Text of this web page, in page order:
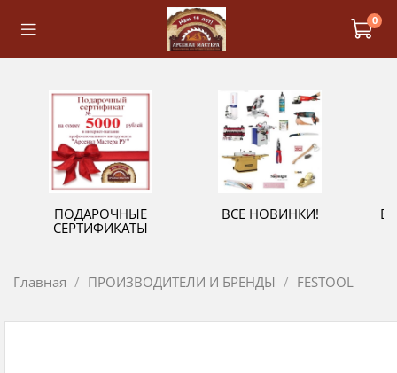
0
ПОДАРОЧНЫЕ
СЕРТИФИКАТЫ
ВСЕ НОВИНКИ!
Главная ПРОИЗВОДИТЕЛИ И БРЕНДЫ FESTOOL